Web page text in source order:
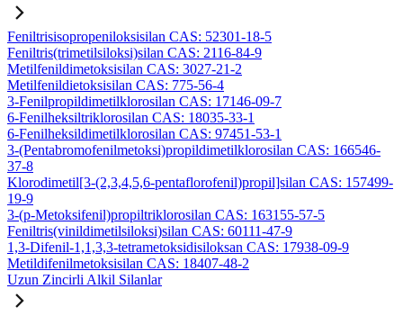
Feniltrisisopropeniloksisilan CAS: 52301-18-5
Feniltris(trimetilsiloksi)silan CAS: 2116-84-9
Metilfenildimetoksisilan CAS: 3027-21-2
Metilfenildietoksisilan CAS: 775-56-4
3-Fenilpropildimetilklorosilan CAS: 17146-09-7
6-Fenilheksiltriklorosilan CAS: 18035-33-1
6-Fenilheksildimetilklorosilan CAS: 97451-53-1
3-(Pentabromofenilmetoksi)propildimetilklorosilan CAS: 166546-
37-8
Klorodimetil[3-(2,3,4,5,6-pentaflorofenil)propil]silan CAS: 157499-
19-9
3-(p-Metoksifenil)propiltriklorosilan CAS: 163155-57-5
Feniltris(vinildimetilsiloksi)silan CAS: 60111-47-9
1,3-Difenil-1,1,3,3-tetrametoksidisiloksan CAS: 17938-09-9
Metildifenilmetoksisilan CAS: 18407-48-2
Uzun Zincirli Alkil Silanlar